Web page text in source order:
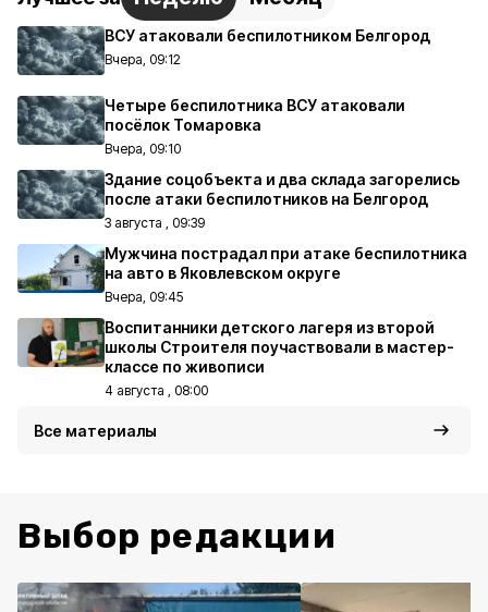
ВСУ атаковали беспилотником Белгород
Вчера, 09:12
Четыре беспилотника ВСУ атаковали
посёлок Томаровка
Вчера, 09:10
Здание соцобъекта и два склада загорелись
после атаки беспилотников на Белгород
3 августа , 09:39
Мужчина пострадал при атаке беспилотника
на авто в Яковлевском округе
Вчера, 09:45
Воспитанники детского лагеря из второй
школы Строителя поучаствовали в мастер-
классе по живописи
4 августа , 08:00
Все материалы
Выбор редакции